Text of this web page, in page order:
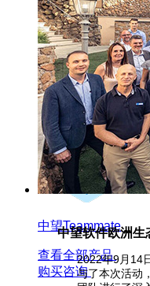
中望CAM
中望Teammate
查看全部产品
购买咨询
中望软件欧洲生
2022年9月14
与了本次活动